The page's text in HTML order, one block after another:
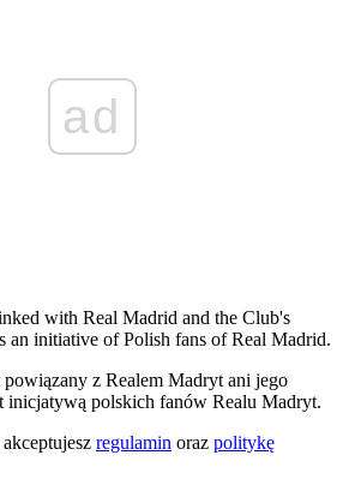
ad
with Real Madrid and the Club's
an initiative of Polish fans of Real Madrid.
z Realem Madryt ani jego
inicjatywą polskich fanów Realu Madryt.
regulamin oraz politykę